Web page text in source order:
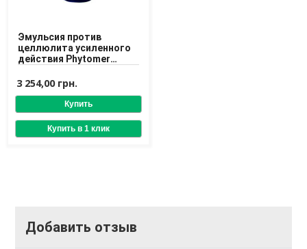
Оплата
Возврат товара
Эмульсия против
целлюлита усиленного
действия Phytomer
Concentrate
3 254,00 грн.
Добавить отзыв